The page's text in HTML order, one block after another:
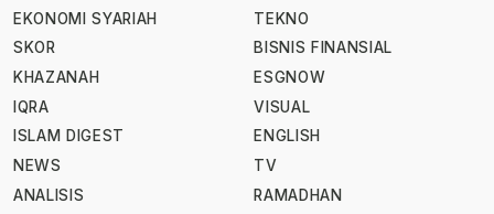
EKONOMI SYARIAH
SKOR
KHAZANAH
IQRA
ISLAM DIGEST
NEWS
ANALISIS
TEKNO
BISNIS FINANSIAL
ESGNOW
VISUAL
ENGLISH
TV
RAMADHAN